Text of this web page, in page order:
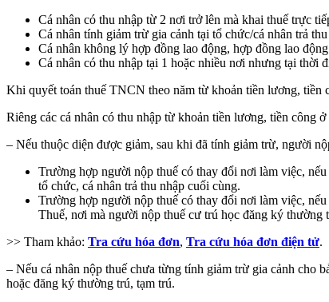
Cá nhân có thu nhập từ 2 nơi trở lên mà khai thuế trực
Cá nhân tính giảm trừ gia cảnh tại tổ chức/cá nhân trả
Cá nhân không lý hợp đồng lao động, hợp đồng lao
Cá nhân có thu nhập tại 1 hoặc nhiều nơi nhưng tại thời
Khi quyết toán thuế TNCN theo năm từ khoản tiền lương, tiền
Riêng các cá nhân có thu nhập từ khoản tiền lương, tiền công
– Nếu thuộc diện được giảm, sau khi đã tính giảm trừ, người
Trường hợp người nộp thuế có thay đổi nơi làm việc,
tổ chức, cá nhân trả thu nhập cuối cùng.
Trường hợp người nộp thuế có thay đổi nơi làm việc,
Thuế, nơi mà người nộp thuế cư trú học đăng ký thường
>> Tham khảo: Tra cứu hóa đơn, Tra cứu hóa đơn điện tử.
– Nếu cá nhân nộp thuế chưa từng tính giảm trừ gia cảnh cho
hoặc đăng ký thường trú, tạm trú.